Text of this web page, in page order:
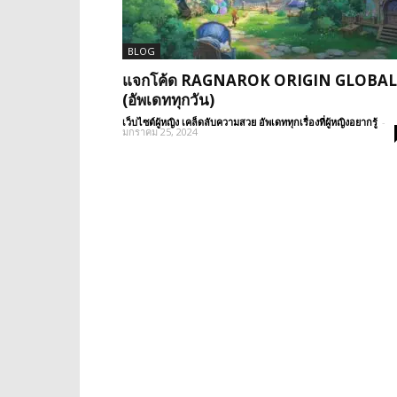
BLOG
แจกโค้ด RAGNAROK ORIGIN GLOBAL
(อัพเดททุกวัน)
เว็บไซต์ผู้หญิง เคล็ดลับความสวย อัพเดททุกเรื่องที่ผู้หญิงอยากรู้ -
มกราคม 25, 2024